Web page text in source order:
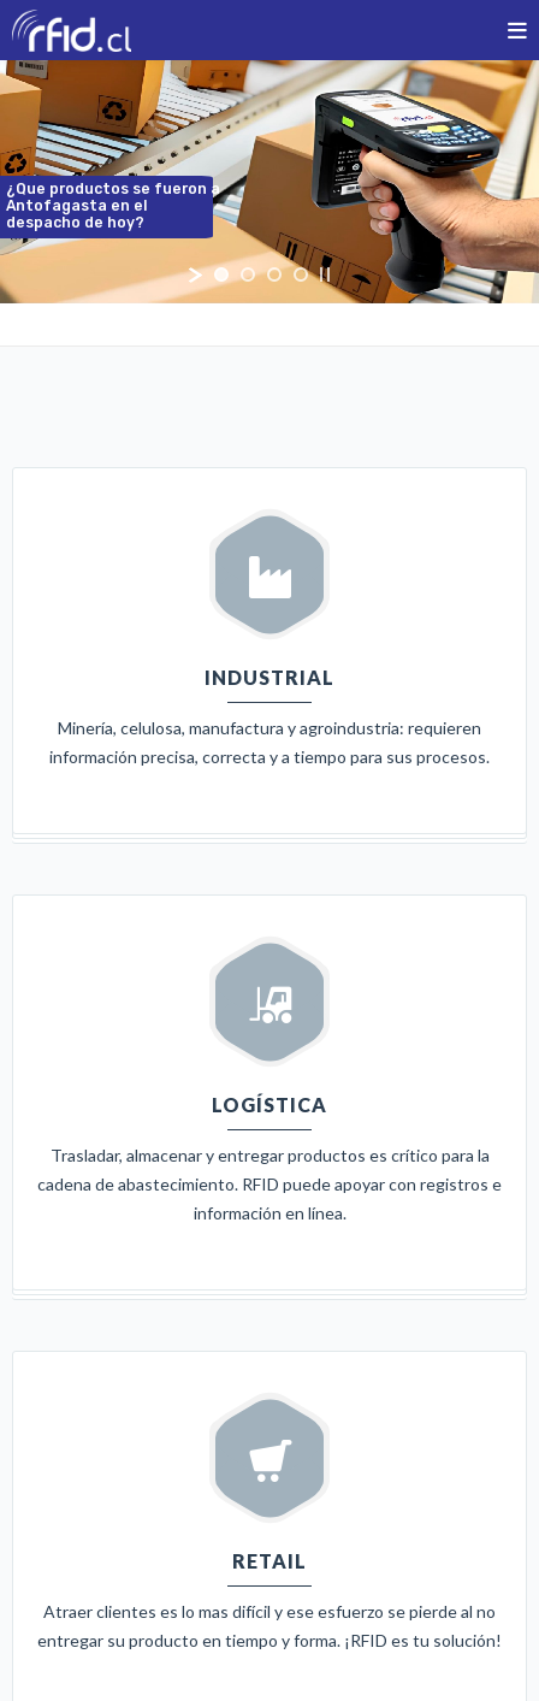
¿Que productos se fueron a
Antofagasta en el
despacho de hoy?
INDUSTRIAL
Minería, celulosa, manufactura y agroindustria: requieren
información precisa, correcta y a tiempo para sus procesos.
LOGÍSTICA
Trasladar, almacenar y entregar productos es crítico para la
cadena de abastecimiento. RFID puede apoyar con registros e
información en línea.
RETAIL
Atraer clientes es lo mas difícil y ese esfuerzo se pierde al no
entregar su producto en tiempo y forma. ¡RFID es tu solución!